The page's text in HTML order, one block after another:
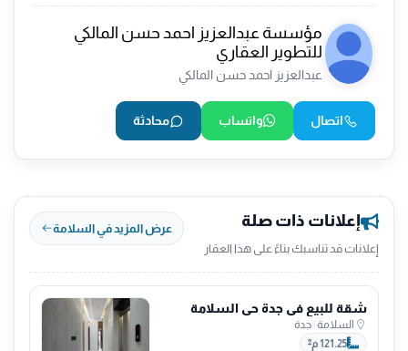
مؤسسة عبدالعزيز احمد حسن المالكي
للتطوير العقاري
عبدالعزيز احمد حسن المالكي
اتصال واتساب محادثة
إعلانات ذات صلة
إعلانات قد تناسبك بناءً على هذا العقار
عرض المزيد في السلامة
شقة للبيع في جدة حي السلامة
السلامة| جدة
121.25 م²